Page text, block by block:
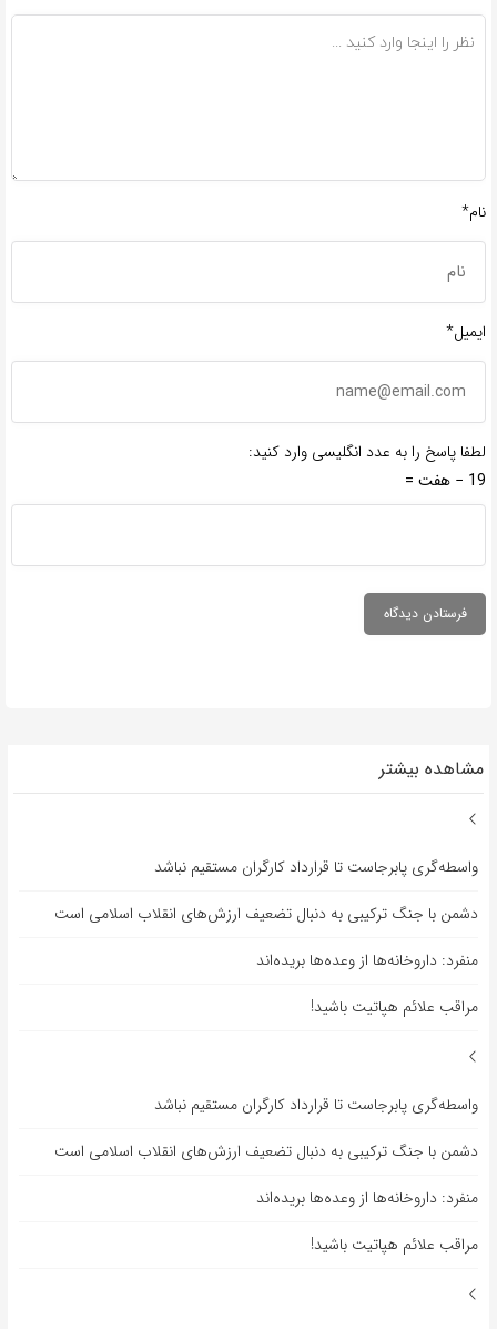
نام*
ایمیل*
لطفا پاسخ را به عدد انگلیسی وارد کنید:
19 − هفت =
مشاهده بیشتر
واسطه‌گری پابرجاست تا قرارداد کارگران مستقیم نباشد
دشمن با جنگ ترکیبی به دنبال تضعیف ارزش‌های انقلاب اسلامی است
منفرد: داروخانه‌ها از وعده‌ها بریده‌اند
مراقب علائم هپاتیت باشید!
واسطه‌گری پابرجاست تا قرارداد کارگران مستقیم نباشد
دشمن با جنگ ترکیبی به دنبال تضعیف ارزش‌های انقلاب اسلامی است
منفرد: داروخانه‌ها از وعده‌ها بریده‌اند
مراقب علائم هپاتیت باشید!